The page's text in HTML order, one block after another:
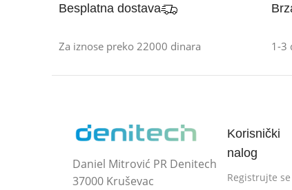
Besplatna dostava
Za iznose preko 22000 dinara 1-3
Daniel Mitrović PR Denitech
37000 Kruševac
Korisnički
nalog
Registrujte se